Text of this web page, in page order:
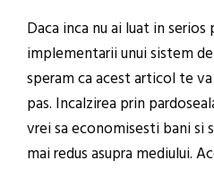
Daca inca nu ai luat in
implementarii unui sistem
speram ca acest articol te
pas. Incalzirea prin
vrei sa economisesti bani si
mai redus asupra mediului.